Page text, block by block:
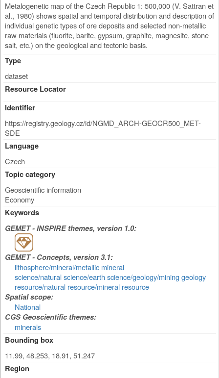
Metalogenetic map of the Czech Republic 1: 500,000 (V. Sattran et
al., 1980) shows spatial and temporal distribution and description of
individual genetic types of ore deposits and selected non-metallic
raw materials (fluorite, barite, gypsum, graphite, magnesite, stone
salt, etc.) on the geological and tectonic basis.
Type
dataset
Resource Locator
Identifier
https://registry.geology.cz/id/NGMD_ARCH-GEOCR500_MET-
SDE
Language
Czech
Topic category
Geoscientific information
Economy
Keywords
GEMET - INSPIRE themes, version 1.0:
GEMET - Concepts, version 3.1:
lithosphere/mineral/metallic mineral
science/natural science/earth science/geology/mining geology
resource/natural resource/mineral resource
Spatial scope:
National
CGS Geoscientific themes:
minerals
Bounding box
11.99, 48.253, 18.91, 51.247
Region